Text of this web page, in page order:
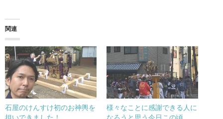
t
e
r
で
共
有
(
新
し
い
ウ
有
す
る
に
は
ク
リ
ッ
ク
し
て
関連
石屋のけんすけ初のお神輿を
様々なことに感謝できる人に